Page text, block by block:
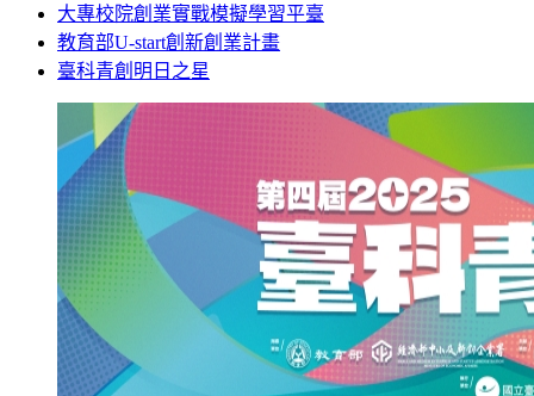
大專校院創業實戰模擬學習平臺
教育部U-start創新創業計畫
臺科青創明日之星